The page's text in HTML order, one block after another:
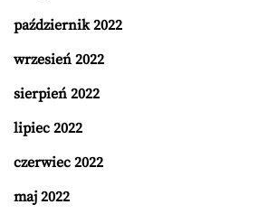
październik 2022
wrzesień 2022
sierpień 2022
lipiec 2022
czerwiec 2022
maj 2022